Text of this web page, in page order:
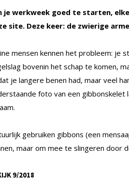
je werkweek goed te starten,
site. Deze keer: de zwierige
mensen kennen het probleem: je
bovenin het schap te komen,
je langere benen had, maar veel
foto van een
gebruiken gibbons (een
maar om mee te slingeren door